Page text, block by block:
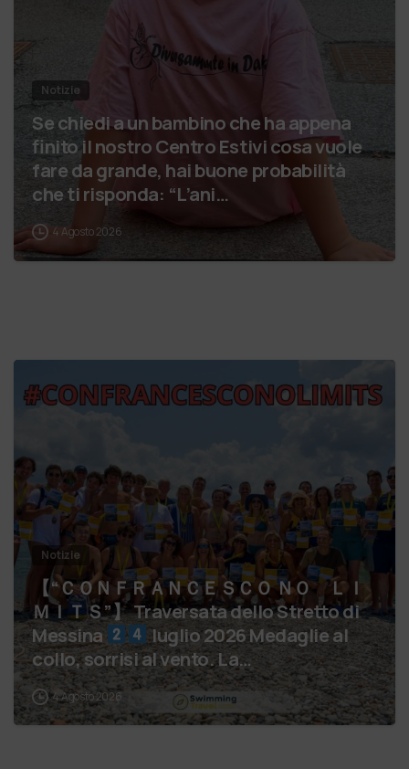
Notizie
Se chiedi a un bambino che ha appena
finito il nostro Centro Estivi cosa vuole
fare da grande, hai buone probabilità
che ti risponda: “L’ani…
4 Agosto 2026
Notizie
【 “ＣＯＮＦＲＡＮＣＥＳＣＯ ＮＯ ＬＩ
ＭＩＴＳ”】 Traversata dello Stretto di
Messina
luglio 2026 Medaglie al
collo, sorrisi al vento. La…
4 Agosto 2026